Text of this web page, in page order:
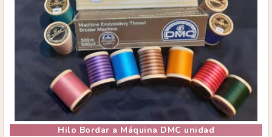
Hilo Bordar a Máquina DMC unidad